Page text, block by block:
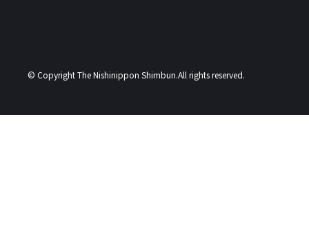
© Copyright The Nishinippon Shimbun.All rights reserved.